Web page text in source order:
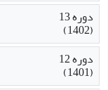
دوره 13
(1402)
دوره 12
(1401)